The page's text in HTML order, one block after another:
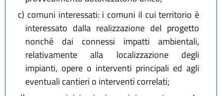
c) comuni interessati: i comuni il cui territorio è
interessato dalla realizzazione del progetto
nonché dai connessi impatti ambientali,
relativamente alla localizzazione degli
impianti, opere o interventi principali ed agli
eventuali cantieri o interventi correlati;